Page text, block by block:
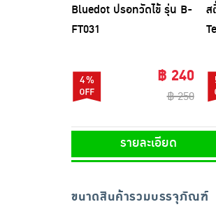
Bluedot ปรอทวัดไข้ รุ่น B-
FT031
4% ฿ 240
฿ 250
ส
แ
รายละเอียด
ขนาดสินค้ารวมบรรจุภัณฑ์